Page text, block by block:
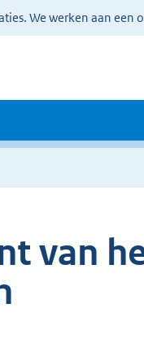
We werken aan een
van